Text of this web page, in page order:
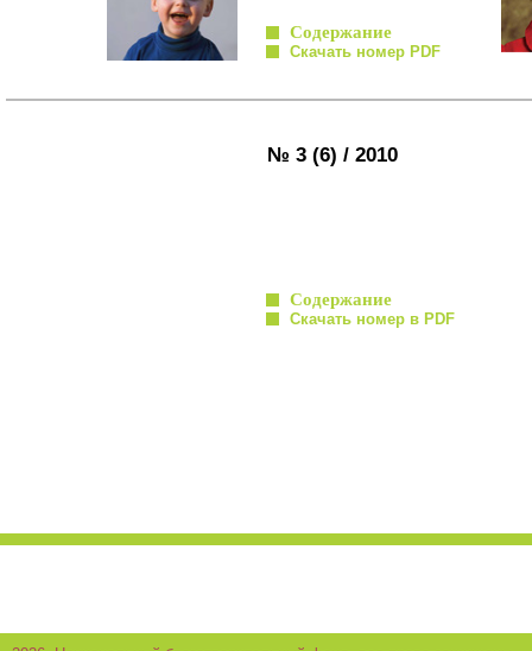
Содержание
Скачать номер PDF
№ 3 (6) / 2010
Содержание
Скачать номер в PDF